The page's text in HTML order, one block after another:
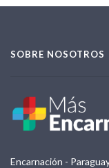
SOBRE NOSOTROS
Encarnación -